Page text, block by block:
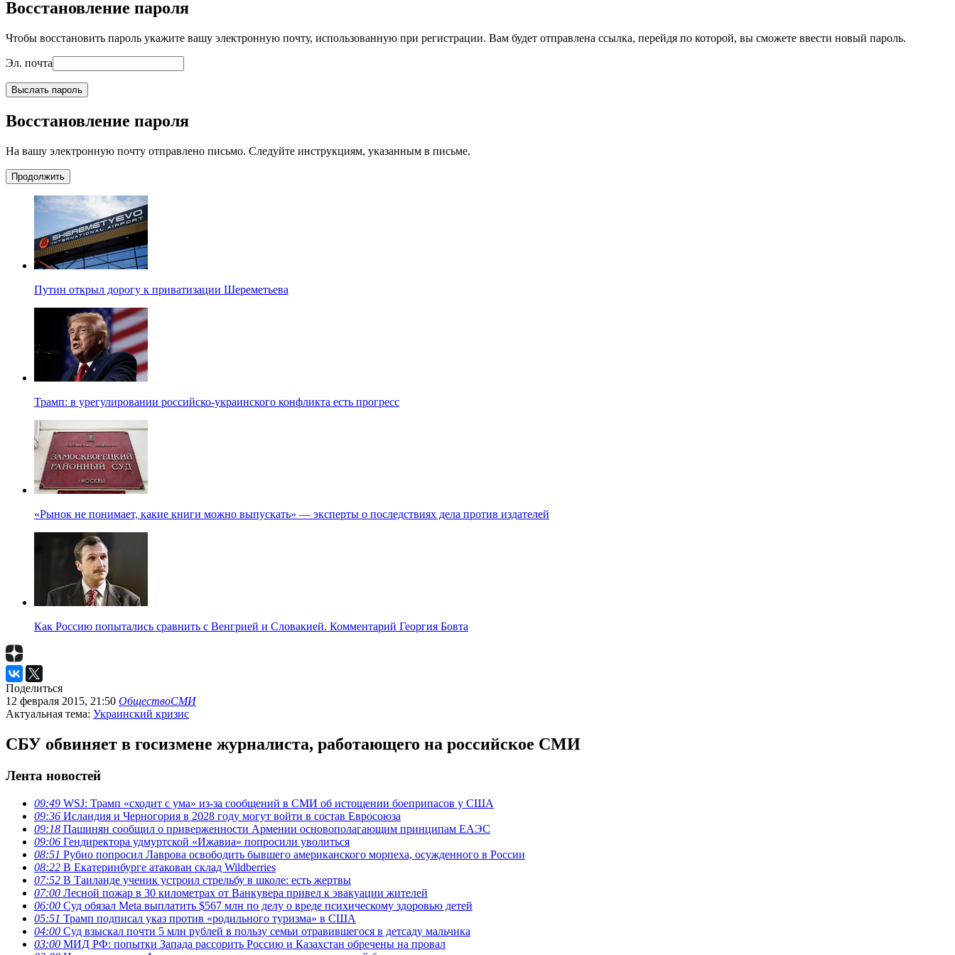
Восстановление пароля
Чтобы восстановить пароль укажите вашу электронную почту, использованную при регистрации. Вам будет отправлена ссылка, перейдя по которой, вы сможете ввести новый пароль.
Эл. почта
Выслать пароль
Восстановление пароля
На вашу электронную почту отправлено письмо. Следуйте инструкциям, указанным в письме.
Продолжить
Путин открыл дорогу к приватизации Шереметьева
Трамп: в урегулировании российско-украинского конфликта есть прогресс
«Рынок не понимает, какие книги можно выпускать» — эксперты о последствиях дела против издателей
Как Россию попытались сравнить с Венгрией и Словакией. Комментарий Георгия Бовта
Поделиться
12 февраля 2015, 21:50 ОбществоСМИ
Актуальная тема: Украинский кризис
СБУ обвиняет в госизмене журналиста, работающего на российское СМИ
Лента новостей
09:49 WSJ: Трамп «сходит с ума» из-за сообщений в СМИ об истощении боеприпасов у США
09:36 Исландия и Черногория в 2028 году могут войти в состав Евросоюза
09:18 Пашинян сообщил о приверженности Армении основополагающим принципам ЕАЭС
09:06 Гендиректора удмуртской «Ижавиа» попросили уволиться
08:51 Рубио попросил Лаврова освободить бывшего американского морпеха, осужденного в России
08:22 В Екатеринбурге атакован склад Wildberries
07:52 В Таиланде ученик устроил стрельбу в школе: есть жертвы
07:00 Лесной пожар в 30 километрах от Ванкувера привел к эвакуации жителей
06:00 Суд обязал Meta выплатить $567 млн по делу о вреде психическому здоровью детей
05:51 Трамп подписал указ против «родильного туризма» в США
04:00 Суд взыскал почти 5 млн рублей в пользу семьи отравившегося в детсаду мальчика
03:00 МИД РФ: попытки Запада рассорить Россию и Казахстан обречены на провал